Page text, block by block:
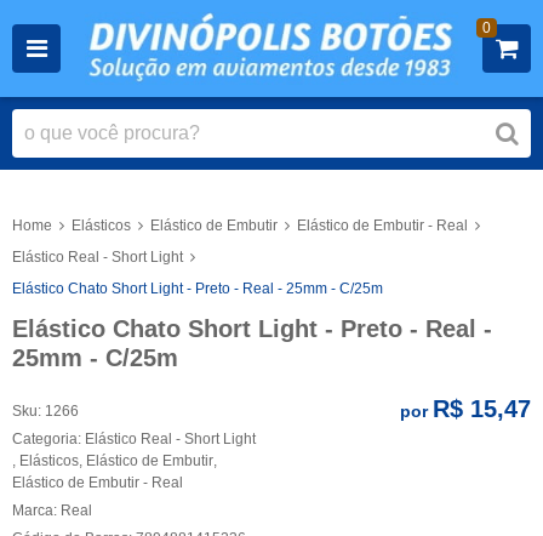
0
Home Elásticos Elástico de Embutir
Elástico de Embutir - Real
Elástico Real - Short Light
Elástico Chato Short Light - Preto - Real - 25mm - C/25m
Elástico Chato Short Light - Preto - Real -
25mm - C/25m
Sku: 1266
Categoria: Elástico Real - Short Light
Elásticos Elástico de Embutir
Elástico de Embutir - Real
Marca: Real
por R$ 15,47